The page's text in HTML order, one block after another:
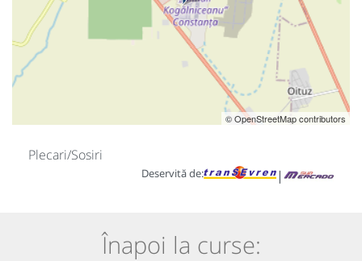
© OpenStreetMap contributors
Plecari/Sosiri
Deservită de: |
Înapoi la curse: